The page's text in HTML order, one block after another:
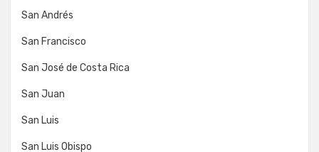
San Andrés
San Francisco
San José de Costa Rica
San Juan
San Luis
San Luis Obispo